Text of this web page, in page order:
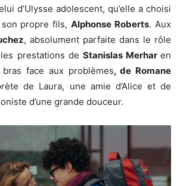
d’Ulysse adolescent, qu’elle a choisi
propre fils,Alphonse Roberts. Aux
, absolument parfaite dans le rôle
prestations de Stanislas Merhar en
face aux problèmes, de Romane
de Laura, une amie d’Alice et de
d’une grande douceur.